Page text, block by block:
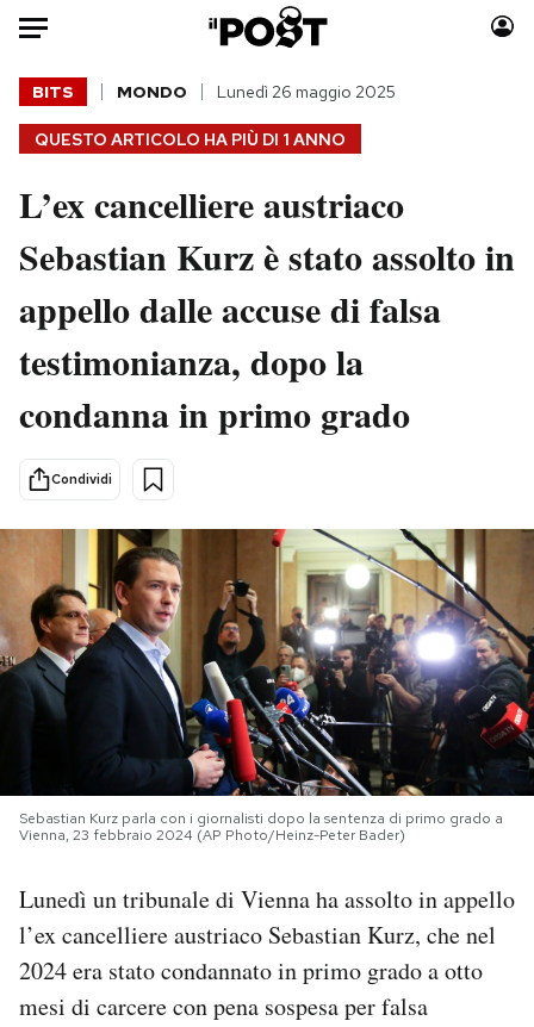
Auto
HOME
Italia
Politica
Tecnologia
Scienza
Cultura
Sport
Moda
Consumismi
Storie/Idee
Media
Altrecose
PODCAST
NEWSLETTER
I MIEI PREFERITI
SHOP
CALENDARIO
AREA PERSONALE
QUESTO ARTICOLO HA PIÙ DI 1 ANNO
BITS MONDO Lunedì 26 maggio 2025
L’ex cancelliere austriaco
Sebastian Kurz è stato assolto in
appello dalle accuse di falsa
testimonianza, dopo la
condanna in primo grado
Condividi
Sebastian Kurz parla con i giornalisti dopo la sentenza di primo grado a
Vienna, 23 febbraio 2024 (AP Photo/Heinz-Peter Bader)
Lunedì un tribunale di Vienna ha assolto in appello
l’ex cancelliere austriaco Sebastian Kurz, che nel
2024 era stato condannato in primo grado a otto
mesi di carcere con pena sospesa per falsa